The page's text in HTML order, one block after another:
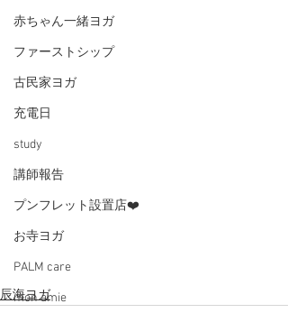
赤ちゃん一緒ヨガ
ファーストシップ
古民家ヨガ
充電日
study
講師報告
プンフレット設置店❤️
お寺ヨガ
PALM care
mon amie
辰海ヨガ